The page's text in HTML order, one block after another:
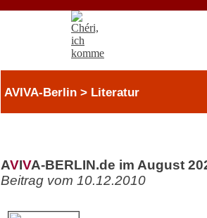
AVIVA-Berlin > Literatur
AVIVA-BERLIN.de im August
Beitrag vom 10.12.2010